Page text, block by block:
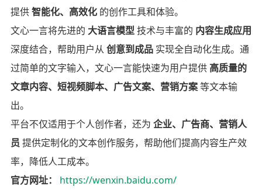
提供智能化、高效化 的创作工具和体验。
文心一言将先进的 大语言模型技术与丰富的 内容生成应用
深度结合，帮助用户从 创意到成品 实现全自动化生成。通
过简单的文字输入，文心一言能快速为用户提供 高质量的
文章内容、短视频脚本、广告文案、营销方案等文本输
出。
平台不仅适用于个人创作者，还为 企业、广告商、营销人
员 提供定制化的文本创作服务，帮助他们提高内容生产效
率，降低人工成本。
官方网址：
https://wenxin.baidu.com/